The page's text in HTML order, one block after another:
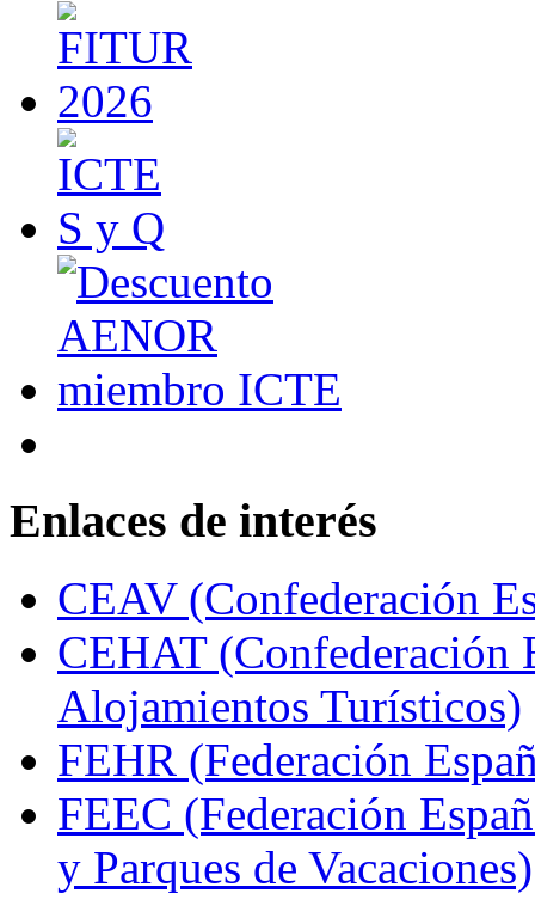
Enlaces de interés
CEAV (Confederación
CEHAT (Confederación
Alojamientos Turísticos)
FEHR (Federación
FEEC (Federación
y Parques de Vacaciones)